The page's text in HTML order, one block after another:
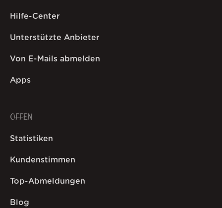
Hilfe-Center
Unterstützte Anbieter
Von E-Mails abmelden
Apps
OFFEN
Statistiken
Kundenstimmen
Top-Abmeldungen
Blog